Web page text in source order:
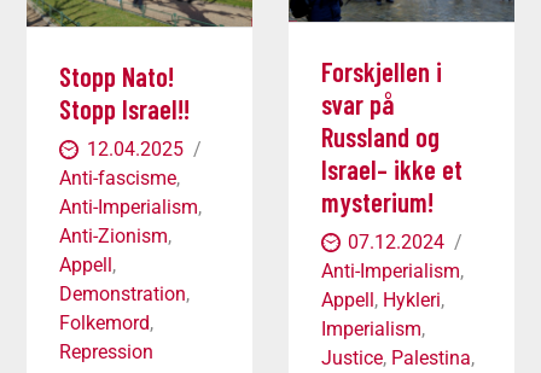
Stopp Nato!
Stopp Israel!!
12.04.2025
Anti-fascisme,
Anti-Imperialism,
Anti-Zionism,
Appell,
Demonstration,
Folkemord,
Repression
Forskjellen i
svar på
Russland og
Israel– ikke et
mysterium!
07.12.2024
Anti-Imperialism,
Appell, Hykleri,
Imperialism,
Justice, Palestina,